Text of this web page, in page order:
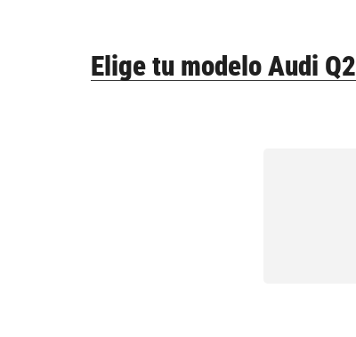
Elige tu modelo Audi Q2